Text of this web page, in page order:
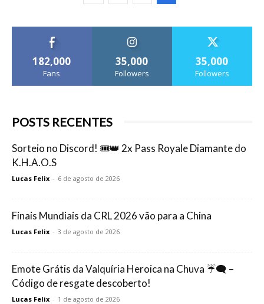
182,000
Fans
35,000
Followers
35,000
Followers
POSTS RECENTES
Sorteio no Discord! 🎟️👑 2x Pass Royale Diamante do
K.H.A.O.S
Lucas Felix - 6 de agosto de 2026
Finais Mundiais da CRL 2026 vão para a China
Lucas Felix - 3 de agosto de 2026
Emote Grátis da Valquíria Heroica na Chuva ☔🗨️ –
Código de resgate descoberto!
Lucas Felix - 1 de agosto de 2026